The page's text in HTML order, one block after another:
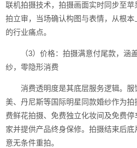
联机拍摄技术，拍摄画面实时同步至
拍立审，当场确认构图与表情，从根本
的行业痛点。
（3）价格：拍摄满意付尾款，涵
纱，零隐形消费
消费透明度是其底层服务逻辑。服
美、丹尼斯等国际明星同款婚纱作为
费鲜花拍摄、免费独立化妆间及免费停
家并提供产品终身保修。拍摄结束后
意无条件重拍。